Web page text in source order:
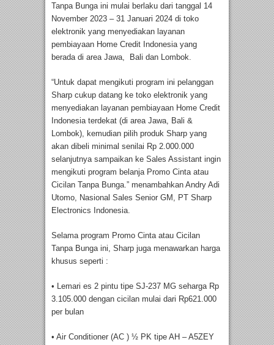
Tanpa Bunga ini mulai berlaku dari tanggal 14
November 2023 – 31 Januari 2024 di toko
elektronik yang menyediakan layanan
pembiayaan Home Credit Indonesia yang
berada di area Jawa, Bali dan Lombok.
“Untuk dapat mengikuti program ini pelanggan
Sharp cukup datang ke toko elektronik yang
menyediakan layanan pembiayaan Home Credit
Indonesia terdekat (di area Jawa, Bali &
Lombok), kemudian pilih produk Sharp yang
akan dibeli minimal senilai Rp 2.000.000
selanjutnya sampaikan ke Sales Assistant ingin
mengikuti program belanja Promo Cinta atau
Cicilan Tanpa Bunga.” menambahkan Andry Adi
Utomo, Nasional Sales Senior GM, PT Sharp
Electronics Indonesia.
Selama program Promo Cinta atau Cicilan
Tanpa Bunga ini, Sharp juga menawarkan harga
khusus seperti :
• Lemari es 2 pintu tipe SJ-237 MG seharga Rp
3.105.000 dengan cicilan mulai dari Rp621.000
per bulan
• Air Conditioner (AC ) ½ PK tipe AH – A5ZEY